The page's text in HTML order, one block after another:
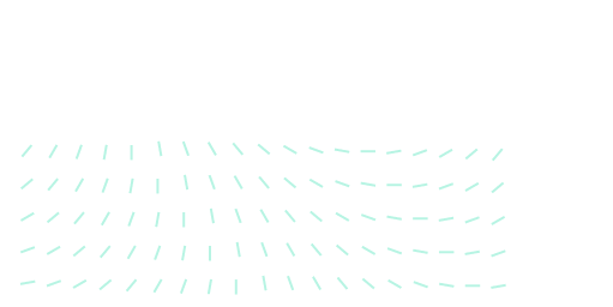
Karosserievermessung
Unsere exakte Karosserievermessung stellt